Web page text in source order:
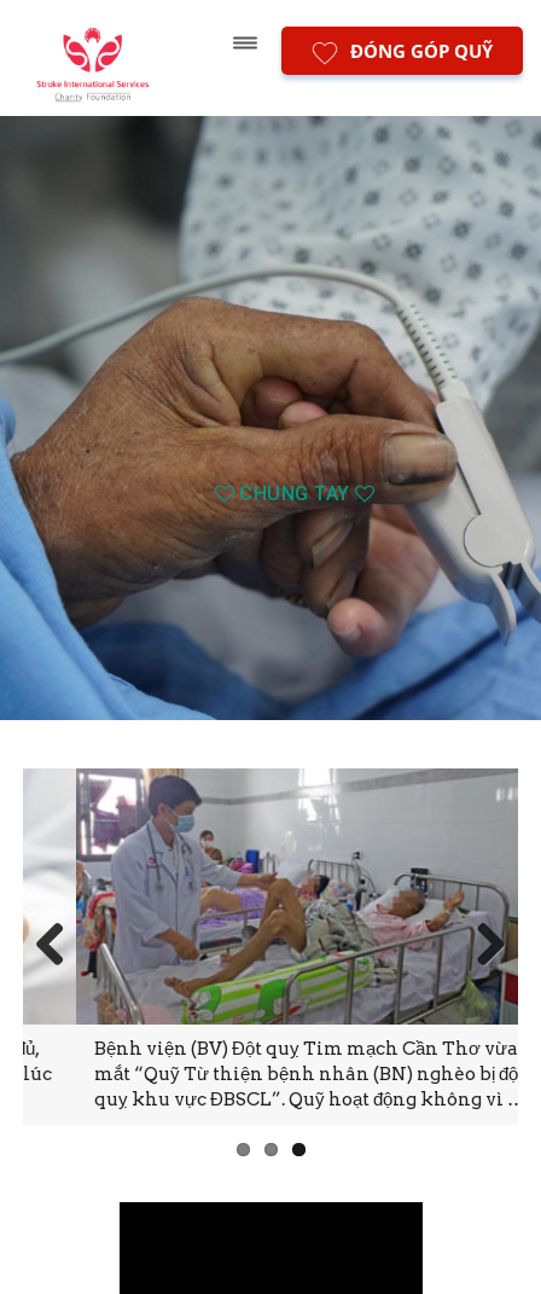
ĐÓNG GÓP QUỸ
CHUNG TAY
Bệnh viện (BV) Đột quỵ Tim mạch Cần Thơ vừa ra
mắt “Quỹ Từ thiện bệnh nhân (BN) nghèo bị đột
quỵ khu vực ĐBSCL”. Quỹ hoạt động không vì …
Prev
Next